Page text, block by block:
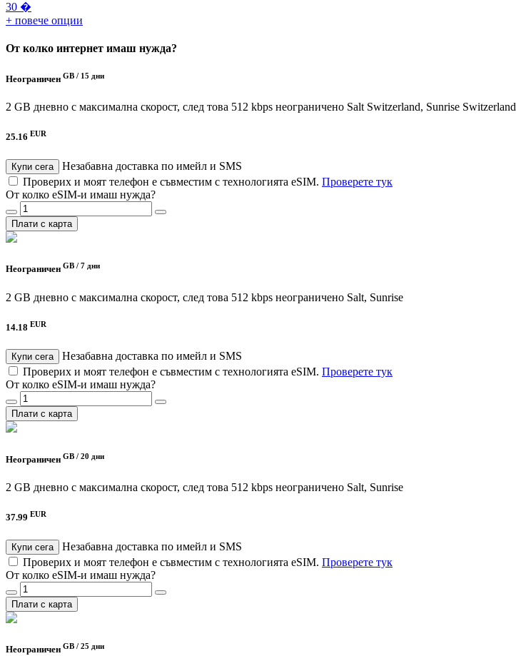
30 �
+ повече опции
От колко интернет имаш нужда?
Неограничен GB / 15 дни
2 GB дневно с максимална скорост, след това 512 kbps неограничено Salt Switzerland, Sunrise Switzerland
25.16 EUR
Купи сега
Незабавна доставка по имейл и SMS
Проверих и моят телефон е съвместим с технологията eSIM. Проверете тук
От колко eSIM-и имаш нужда?
Плати с карта
Неограничен GB / 7 дни
2 GB дневно с максимална скорост, след това 512 kbps неограничено Salt, Sunrise
14.18 EUR
Купи сега
Незабавна доставка по имейл и SMS
Проверих и моят телефон е съвместим с технологията eSIM. Проверете тук
От колко eSIM-и имаш нужда?
Плати с карта
Неограничен GB / 20 дни
2 GB дневно с максимална скорост, след това 512 kbps неограничено Salt, Sunrise
37.99 EUR
Купи сега
Незабавна доставка по имейл и SMS
Проверих и моят телефон е съвместим с технологията eSIM. Проверете тук
От колко eSIM-и имаш нужда?
Плати с карта
Неограничен GB / 25 дни